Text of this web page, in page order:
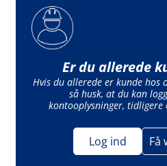
Er du allerede
Hvis du allerede er kunde hos
så husk, at du kan
kontooplysninger, tidligere
Log ind Få